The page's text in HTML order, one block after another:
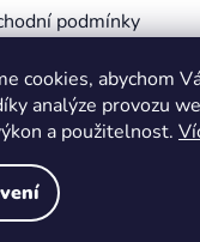
cookies, abychom
analýze provozu
a použitelnost.
podmínky
ochrany